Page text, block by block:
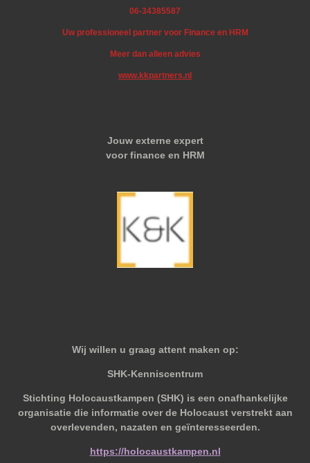
06-34385587
Uw professioneel partner voor Finance en HRM
Meer dan alleen advies
www.kkpartners.nl
Jouw externe expert
voor finance en HRM
Wij willen u graag attent maken op:
SHK-Kenniscentrum
Stichting Holocaustkampen (SHK) is een onafhankelijke
organisatie die informatie over de Holocaust verstrekt aan
overlevenden, nazaten en geïnteresseerden.
https://holocaustkampen.nl